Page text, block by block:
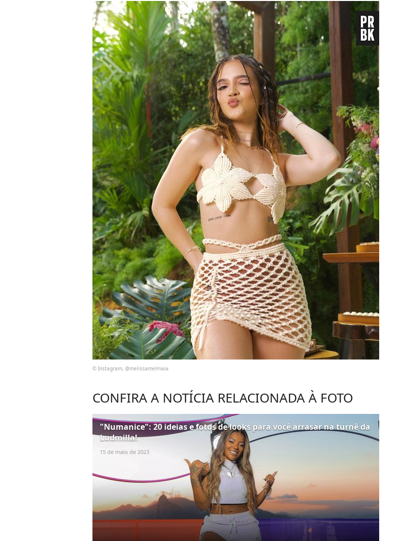
© Instagram, @melissamelmaia
CONFIRA A NOTÍCIA RELACIONADA À FOTO
"Numanice": 20 ideias e fotos de looks para você arrasar na turnê da
Ludmilla!
15 de maio de 2023